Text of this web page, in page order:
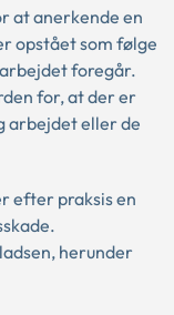
at anerkende en
opstået som følge
foregår.
for, at der er
arbejdet eller de
efter praksis en
herunder